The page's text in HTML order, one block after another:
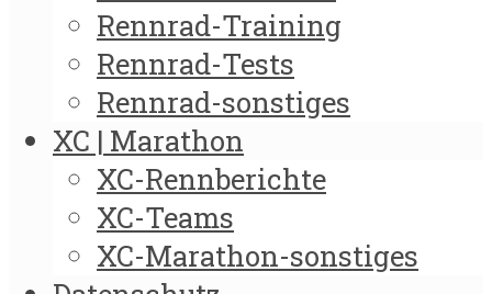
Rennrad-Training
Rennrad-Tests
Rennrad-sonstiges
XC | Marathon
XC-Rennberichte
XC-Teams
XC-Marathon-sonstiges